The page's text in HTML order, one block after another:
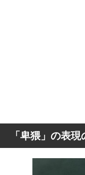
「卑猥」の表